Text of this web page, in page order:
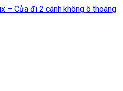
– Cửa đi 2 cánh không ô thoáng